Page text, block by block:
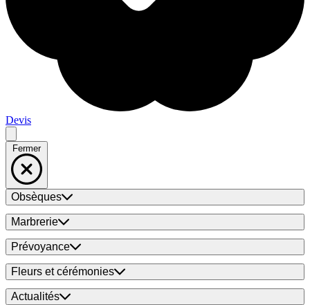
Devis
Fermer
Obsèques
Marbrerie
Prévoyance
Fleurs et cérémonies
Actualités